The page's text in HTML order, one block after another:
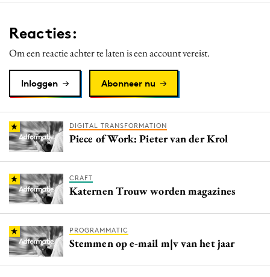
Reacties:
Om een reactie achter te laten is een account vereist.
Inloggen Abonneer nu
DIGITAL TRANSFORMATION
Piece of Work: Pieter van der Krol
CRAFT
Katernen Trouw worden magazines
PROGRAMMATIC
Stemmen op e-mail m|v van het jaar